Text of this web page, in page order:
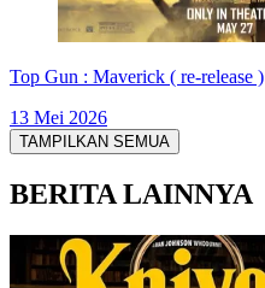
Top Gun : Maverick ( re-release )
13 Mei 2026
TAMPILKAN SEMUA
BERITA LAINNYA